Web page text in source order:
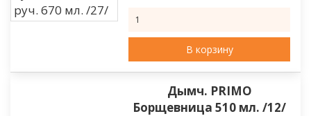
В корзину
Дымч. PRIMO
Борщевница 510 мл. /12/